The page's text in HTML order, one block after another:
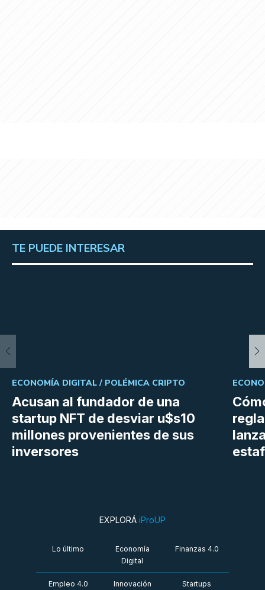
TE PUEDE INTERESAR
Acusan al fundador de una
startup NFT de desviar u$s10
millones provenientes de sus
inversores
ECONOMÍA DIGITAL / POLÉMICA CRIPTO
EXPLORÁ iProUP
Lo último
Economía
Digital
Finanzas 4.0
Empleo 4.0 Innovación Startups